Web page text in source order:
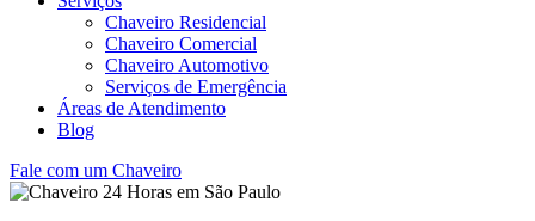
Chaveiro Residencial
Chaveiro Comercial
Chaveiro Automotivo
Serviços de Emergência
Áreas de Atendimento
Blog
Fale com um Chaveiro